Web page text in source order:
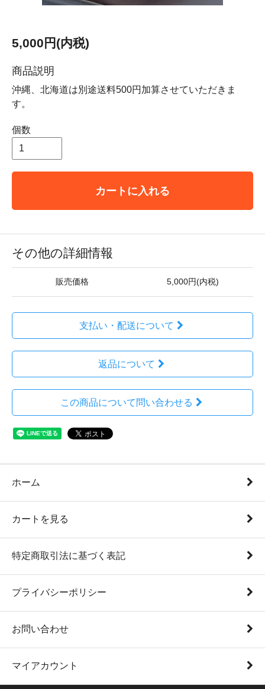
5,000円(内税)
商品説明
沖縄、北海道は別途送料500円加算させていただきま
す。
個数
カートに入れる
その他の詳細情報
販売価格 5,000円(内税)
支払い・配送について
返品について
この商品について問い合わせる
ホーム
カートを見る
特定商取引法に基づく表記
プライバシーポリシー
お問い合わせ
マイアカウント